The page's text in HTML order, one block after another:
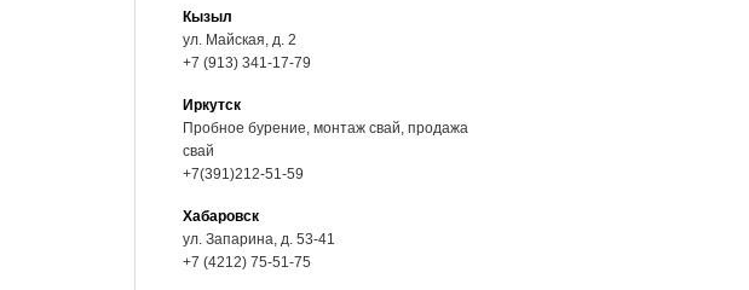
Кызыл
ул. Майская, д. 2
+7 (913) 341-17-79
Иркутск
Пробное бурение, монтаж свай, продажа
свай
+7(391)212-51-59
Хабаровск
ул. Запарина, д. 53-41
+7 (4212) 75-51-75